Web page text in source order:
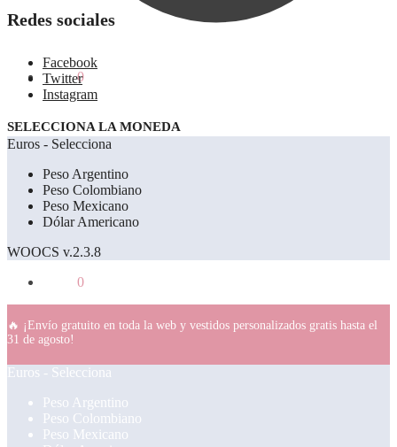
0.00€ 0
Redes sociales
Facebook
Twitter
Instagram
SELECCIONA LA MONEDA
Euros - Selecciona
Peso Argentino
Peso Colombiano
Peso Mexicano
Dólar Americano
WOOCS v.2.3.8
0
🔥 ¡Envío gratuito en toda la web y vestidos personalizados gratis hasta el
31 de agosto!
Euros - Selecciona
Peso Argentino
Peso Colombiano
Peso Mexicano